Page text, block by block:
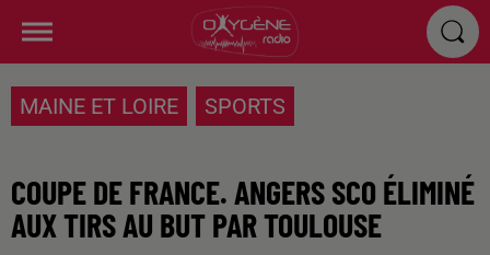
MAINE ET LOIRE SPORTS
COUPE DE FRANCE. ANGERS SCO ÉLIMINÉ
AUX TIRS AU BUT PAR TOULOUSE